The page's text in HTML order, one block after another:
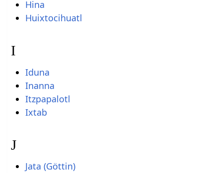
Hina
Huixtocihuatl
I
Iduna
Inanna
Itzpapalotl
Ixtab
J
Jata (Göttin)